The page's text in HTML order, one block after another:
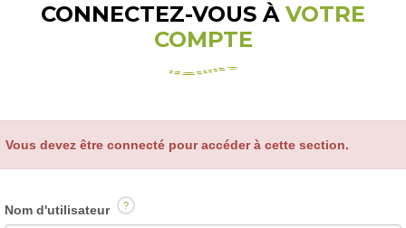
CONNECTEZ-VOUS À VOTRE
COMPTE
Vous devez être connecté pour accéder à cette section.
Nom d'utilisateur ?